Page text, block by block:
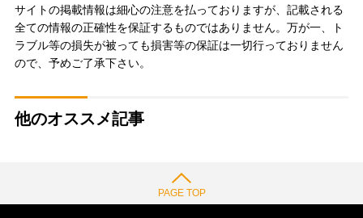
サイトの掲載情報は細心の注意を払っておりますが、記載される
全ての情報の正確性を保証するものではありません。万が一、ト
ラブル等の損失が被っても損害等の保証は一切行っておりません
ので、予めご了承下さい。
他のオススメ記事
PAGE TOP